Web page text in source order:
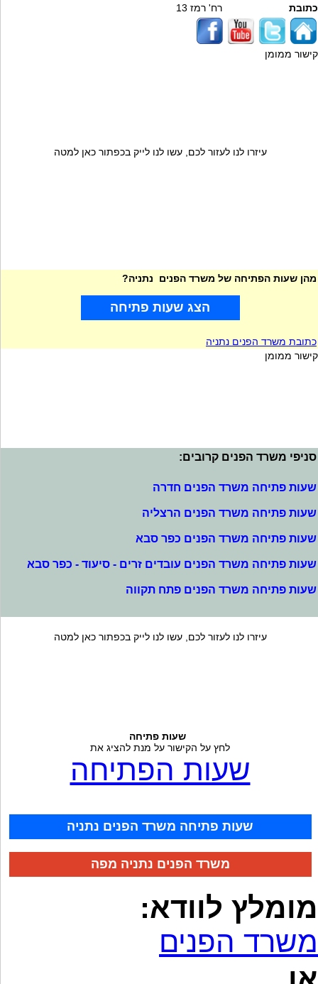
כתובת
רח' רמז 13
קישור ממומן
עיזרו לנו לעזור לכם, עשו לנו לייק בכפתור כאן למטה
מהן שעות הפתיחה של משרד הפנים נתניה?
הצג שעות פתיחה
כתובת משרד הפנים נתניה
קישור ממומן
סניפי משרד הפנים קרובים:
שעות פתיחה משרד הפנים חדרה
שעות פתיחה משרד הפנים הרצליה
שעות פתיחה משרד הפנים כפר סבא
שעות פתיחה משרד הפנים עובדים זרים - סיעוד - כפר סבא
שעות פתיחה משרד הפנים פתח תקווה
עיזרו לנו לעזור לכם, עשו לנו לייק בכפתור כאן למטה
שעות פתיחה
לחץ על הקישור על מנת להציג את
שעות הפתיחה
שעות פתיחה משרד הפנים נתניה
משרד הפנים נתניה מפה
מומלץ לוודא:
משרד הפנים